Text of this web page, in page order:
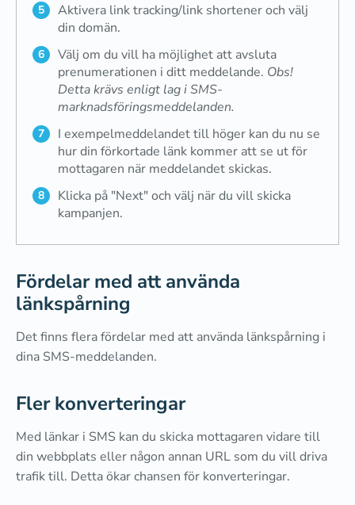
Aktivera link tracking/link shortener och välj
din domän.
Välj om du vill ha möjlighet att avsluta
prenumerationen i ditt meddelande. Obs!
Detta krävs enligt lag i SMS-
marknadsföringsmeddelanden.
I exempelmeddelandet till höger kan du nu se
hur din förkortade länk kommer att se ut för
mottagaren när meddelandet skickas.
Klicka på "Next" och välj när du vill skicka
kampanjen.
Fördelar med att använda
länkspårning
Det finns flera fördelar med att använda länkspårning i
dina SMS-meddelanden.
Fler konverteringar
Med länkar i SMS kan du skicka mottagaren vidare till
din webbplats eller någon annan URL som du vill driva
trafik till. Detta ökar chansen för konverteringar.